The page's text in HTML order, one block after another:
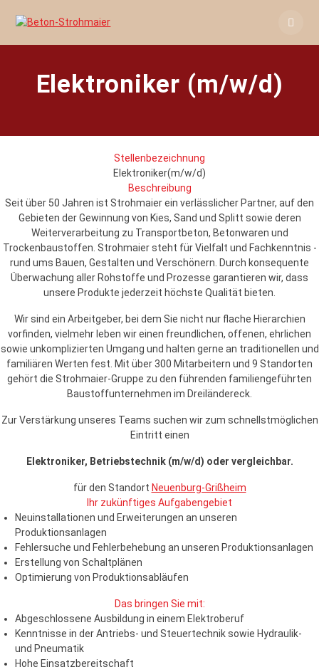
Elektroniker (m/w/d)
Stellenbezeichnung
Elektroniker(m/w/d)
Beschreibung
Seit über 50 Jahren ist Strohmaier ein verlässlicher Partner, auf den
Gebieten der Gewinnung von Kies, Sand und Splitt sowie deren
Weiterverarbeitung zu Transportbeton, Betonwaren und
Trockenbaustoffen. Strohmaier steht für Vielfalt und Fachkenntnis -
rund ums Bauen, Gestalten und Verschönern. Durch konsequente
Überwachung aller Rohstoffe und Prozesse garantieren wir, dass
unsere Produkte jederzeit höchste Qualität bieten.
Wir sind ein Arbeitgeber, bei dem Sie nicht nur flache Hierarchien
vorfinden, vielmehr leben wir einen freundlichen, offenen, ehrlichen
sowie unkomplizierten Umgang und halten gerne an traditionellen und
familiären Werten fest. Mit über 300 Mitarbeitern und 9 Standorten
gehört die Strohmaier-Gruppe zu den führenden familiengeführten
Baustoffunternehmen im Dreiländereck.
Zur Verstärkung unseres Teams suchen wir zum schnellstmöglichen
Eintritt einen
Elektroniker, Betriebstechnik (m/w/d) oder vergleichbar.
für den Standort Neuenburg-Grißheim
Ihr zukünftiges Aufgabengebiet
Neuinstallationen und Erweiterungen an unseren
Produktionsanlagen
Fehlersuche und Fehlerbehebung an unseren Produktionsanlagen
Erstellung von Schaltplänen
Optimierung von Produktionsabläufen
Das bringen Sie mit:
Abgeschlossene Ausbildung in einem Elektroberuf
Kenntnisse in der Antriebs- und Steuertechnik sowie Hydraulik-
und Pneumatik
Hohe Einsatzbereitschaft